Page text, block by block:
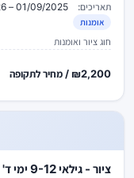
תאריכים:
01/09/2025 – 30/06/2026
אומנות
חוג ציור ואומנות
₪2,200 / מחיר לתקופה
ציור - גילאי 9-12 ימי ד'